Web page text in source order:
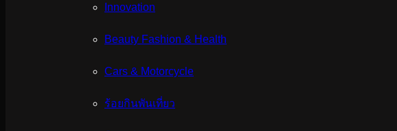
Innovation
Beauty Fashion & Health
Cars & Motorcycle
ร้อยกินพันเที่ยว